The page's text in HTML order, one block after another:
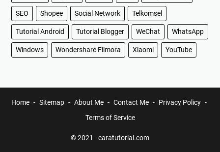
SEO Shopee Social Network Telkomsel
Tutorial Android Tutorial Blogger WeChat WhatsApp
Windows Wondershare Filmora Xiaomi YouTube
Home Sitemap About Me Contact Me
Privacy Policy
Terms of Service
© 2021 -caratutorial.com